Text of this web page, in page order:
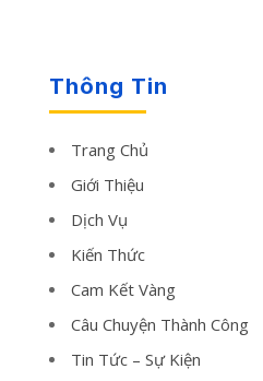
Thông Tin
Trang Chủ
Giới Thiệu
Dịch Vụ
Kiến Thức
Cam Kết Vàng
Câu Chuyện Thành Công
Tin Tức – Sự Kiện